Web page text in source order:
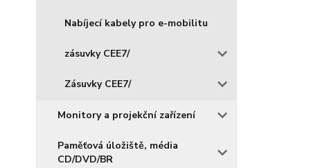
Nabíjecí kabely pro e-mobilitu
zásuvky CEE7/
Zásuvky CEE7/
Monitory a projekční zařízení
Paměťová úložiště, média
CD/DVD/BR